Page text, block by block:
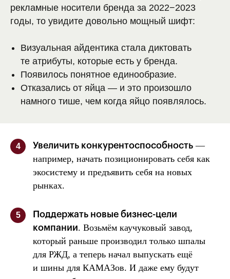
рекламные носители бренда за 2022−2023
годы, то увидите довольно мощный шифт:
Визуальная айдентика стала диктовать
те атрибуты, которые есть у бренда.
Появилось понятное единообразие.
Отказались от яйца — и это произошло
намного тише, чем когда яйцо появлялось.
4 Увеличить конкурентоспособность—
например, начать позиционировать себя как
экосистему и предъявить себя на новых
рынках.
5
Поддержать новые бизнес-цели
компании. Возьмём каучуковый завод,
который раньше производил только шпалы
для РЖД, а теперь начал выпускать ещё
и шины для КАМАЗов. И даже ему будут